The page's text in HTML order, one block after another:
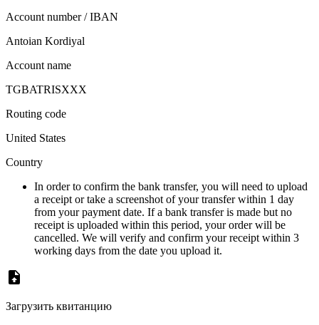
Account number / IBAN
Antoian Kordiyal
Account name
TGBATRISXXX
Routing code
United States
Country
In order to confirm the bank transfer, you will need to upload
a receipt or take a screenshot of your transfer within 1 day
from your payment date. If a bank transfer is made but no
receipt is uploaded within this period, your order will be
cancelled. We will verify and confirm your receipt within 3
working days from the date you upload it.
Загрузить квитанцию